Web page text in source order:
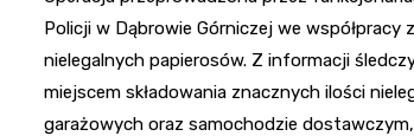
Policji w Dąbrowie Górniczej we
nielegalnych papierosów. Z informacji
miejscem składowania znacznych ilości
garażowych oraz samochodzie